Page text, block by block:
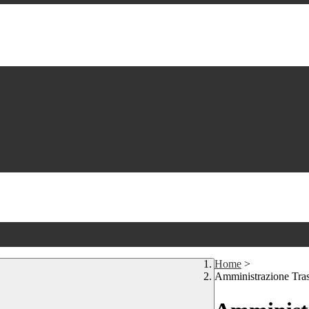
Home >
Amministrazione